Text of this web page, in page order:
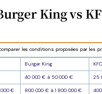
King vs
les conditions proposées par les
Burger King KFC
40 000 € à 50 000 € 25
€ 800 000 € à 1 800 000 €